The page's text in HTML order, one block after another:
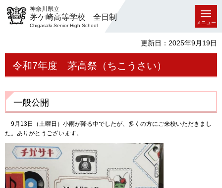
神奈川県立
茅ケ崎高等学校 全日制
Chigasaki Senior High School
メニュー
更新日：2025年9月19日
令和7年度 茅高祭（ちこうさい）
一般公開
9月13日（土曜日）小雨が降る中でしたが、多くの方にご来校いただきまし
た。ありがとうございます。